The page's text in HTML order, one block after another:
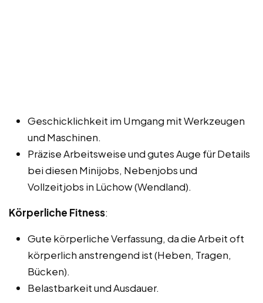
Geschicklichkeit im Umgang mit Werkzeugen
und Maschinen.
Präzise Arbeitsweise und gutes Auge für Details
bei diesen Minijobs, Nebenjobs und
Vollzeitjobs in Lüchow (Wendland).
Körperliche Fitness:
Gute körperliche Verfassung, da die Arbeit oft
körperlich anstrengend ist (Heben, Tragen,
Bücken).
Belastbarkeit und Ausdauer.